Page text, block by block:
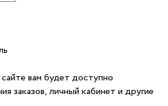
вам будет доступно
заказов, личный кабинет и другие